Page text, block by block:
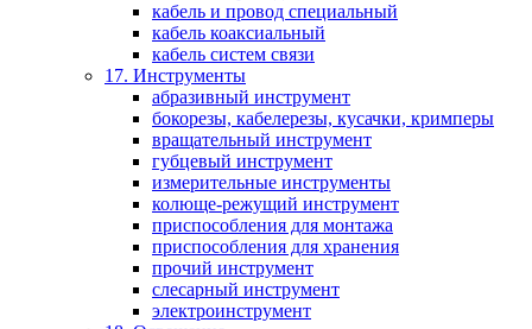
кабель и провод специальный
кабель коаксиальный
кабель систем связи
17. Инструменты
абразивный инструмент
бокорезы, кабелерезы, кусачки, кримперы
вращательный инструмент
губцевый инструмент
измерительные инструменты
колюще-режущий инструмент
приспособления для монтажа
приспособления для хранения
прочий инструмент
слесарный инструмент
электроинструмент